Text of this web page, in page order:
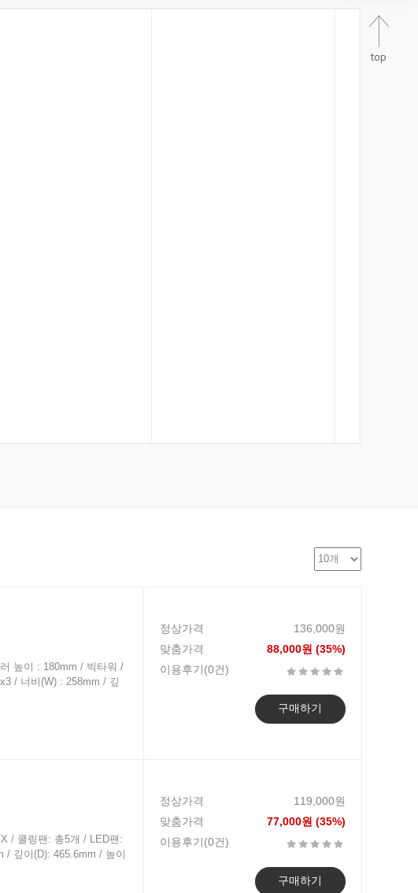
높이 : 180mm / 빅타워 /
/ 너비(W) : 258mm / 깊
정상가격
136,000원
맞춤가격
88,000원 (35%)
이용후기(0건)
구매하기
/ 쿨링팬: 총5개 / LED팬:
/ 깊이(D): 465.6mm / 높이
정상가격
119,000원
맞춤가격
77,000원 (35%)
이용후기(0건)
구매하기